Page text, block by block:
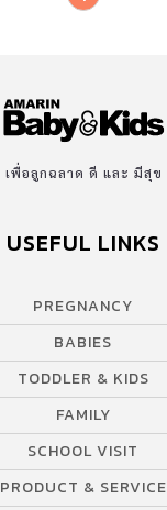
เพื่อลูกฉลาด ดี และ มีสุข
USEFUL LINKS
PREGNANCY
BABIES
TODDLER & KIDS
FAMILY
SCHOOL VISIT
PRODUCT & SERVICE